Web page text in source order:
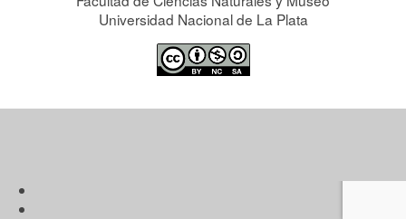
Universidad Nacional de La Plata